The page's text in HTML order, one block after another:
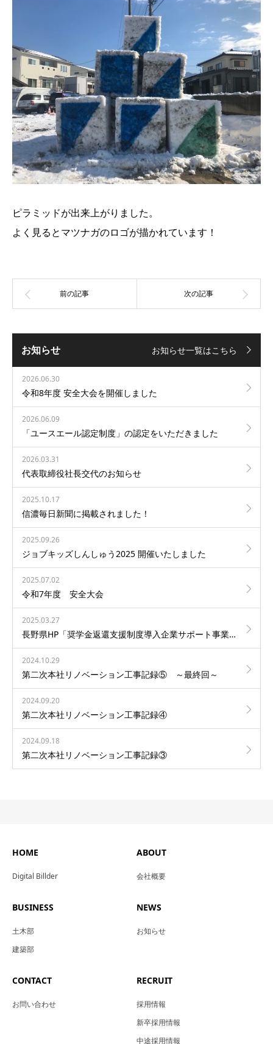
ピラミッドが出来上がりました。
よく見るとマツナガのロゴが描かれています！
お知らせ お知らせ一覧はこちら
2026.06.30
令和8年度 安全大会を開催しました
2026.06.09
「ユースエール認定制度」の認定をいただきました
2026.03.31
代表取締役社長交代のお知らせ
2025.10.17
信濃毎日新聞に掲載されました！
2025.09.26
ジョブキッズしんしゅう2025 開催いたしました
2025.07.02
令和7年度 安全大会
2025.03.27
長野県HP「奨学金返還支援制度導入企業サポート事業」ページに当社社員が掲載されました！
2024.10.29
第二次本社リノベーション工事記録⑤ ～最終回～
2024.09.20
第二次本社リノベーション工事記録④
2024.09.18
第二次本社リノベーション工事記録③
HOME
Digital Billder
ABOUT
会社概要
BUSINESS
土木部
建築部
NEWS
お知らせ
CONTACT
お問い合わせ
RECRUIT
採用情報
新卒採用情報
中途採用情報